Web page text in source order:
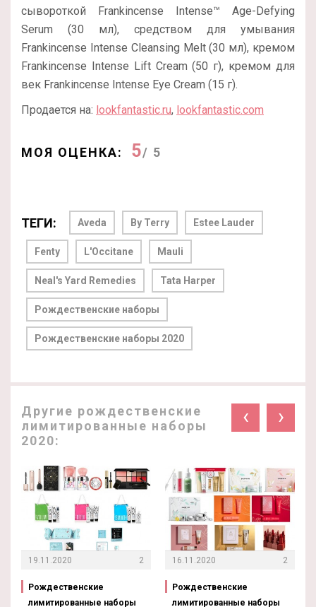
сывороткой Frankincense Intense™ Age-Defying
Serum (30 мл), средством для умывания
Frankincense Intense Cleansing Melt (30 мл), кремом
Frankincense Intense Lift Cream (50 г), кремом для
век Frankincense Intense Eye Cream (15 г).
Продается на: lookfantastic.ru, lookfantastic.com
МОЯ ОЦЕНКА: 5/ 5
ТЕГИ: Aveda By Terry Estee Lauder
Fenty L'Occitane Mauli
Neal's Yard Remedies Tata Harper
Рождественские наборы
Рождественские наборы 2020
Другие рождественские
лимитированные наборы
2020:
‹ ›
19.11.2020 2
Рождественские
лимитированные наборы
16.11.2020 2
Рождественские
лимитированные наборы